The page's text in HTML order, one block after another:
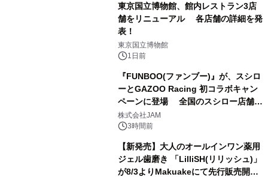
東京国立博物館、館内レストラン3店
舗をリニューアル 各店舗の詳細を発
表！
東京国立博物館
1日前
『FUNBOO(ファンブー)』が、スシロ
ーとGAZOO Racing 初コラボキャン
ペーンに登場 全国のスシロー店舗で
GR 4車種の FUNBOO(ミニカー)付き
メニューが展開されます
株式会社JAM
3時間前
【新発売】大人のオールインワン薬用
ジェル歯磨き 「LilliSH(リリッシュ)」
が8/3よりMakuakeにて先行販売開